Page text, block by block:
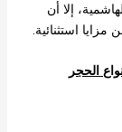
إلا أن
استثنائية.
الحجر